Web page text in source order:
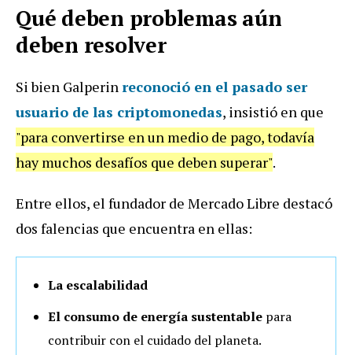
Qué deben problemas aún
deben resolver
Si bien Galperin reconoció en el pasado ser
usuario de las criptomonedas, insistió en que
"para convertirse en un medio de pago, todavía
hay muchos desafíos que deben superar".
Entre ellos, el fundador de Mercado Libre destacó
dos falencias que encuentra en ellas:
La escalabilidad
El consumo de energía sustentable para
contribuir con el cuidado del planeta.